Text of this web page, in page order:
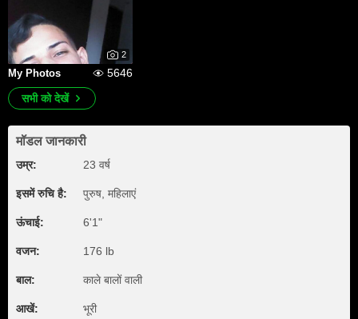
2
My Photos
5646
सभी को देखें
मॉडल जानकारी
उम्र: 23 वर्ष
इसमें रुचि है: पुरुष, महिलाएं
ऊंचाई: 6'1"
वजन: 176 lb
बाल: काले बालों वाली
आखें: भूरी